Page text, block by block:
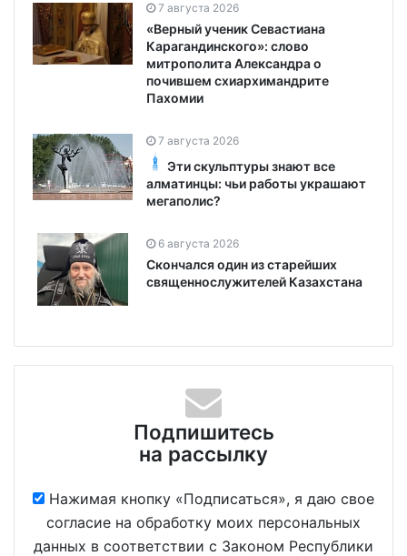
7 августа 2026
«Верный ученик Севастиана
Карагандинского»: слово
митрополита Александра о
почившем схиархимандрите
Пахомии
7 августа 2026
Эти скульптуры знают все
алматинцы: чьи работы украшают
мегаполис?
6 августа 2026
Скончался один из старейших
священнослужителей Казахстана
Подпишитесь
на рассылку
Нажимая кнопку «Подписаться», я даю свое
согласие на обработку моих персональных
данных в соответствии с Законом Республики